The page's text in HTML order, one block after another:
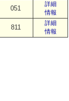
051
詳細
情報
811
詳細
情報